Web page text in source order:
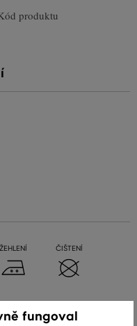
produktu
ŽEHLENÍ ČIŠTENÍ
fungoval